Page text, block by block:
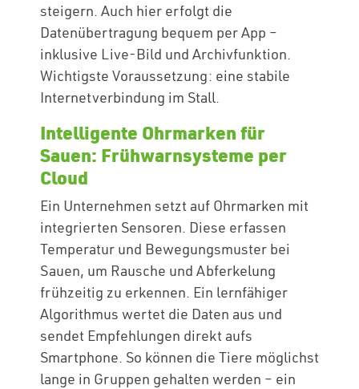
steigern. Auch hier erfolgt die
Datenübertragung bequem per App –
inklusive Live-Bild und Archivfunktion.
Wichtigste Voraussetzung: eine stabile
Internetverbindung im Stall.
Intelligente Ohrmarken für
Sauen: Frühwarnsysteme per
Cloud
Ein Unternehmen setzt auf Ohrmarken mit
integrierten Sensoren. Diese erfassen
Temperatur und Bewegungsmuster bei
Sauen, um Rausche und Abferkelung
frühzeitig zu erkennen. Ein lernfähiger
Algorithmus wertet die Daten aus und
sendet Empfehlungen direkt aufs
Smartphone. So können die Tiere möglichst
lange in Gruppen gehalten werden – ein